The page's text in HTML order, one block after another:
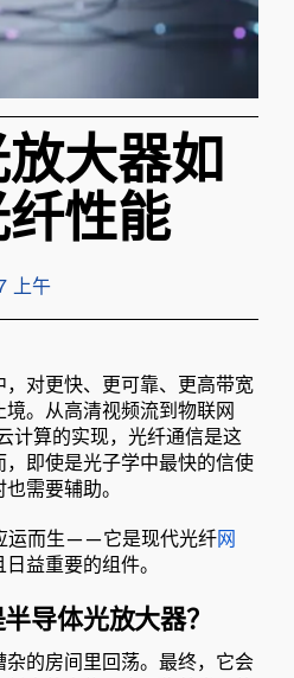
大器如
性能
上午
对更快、更可靠、更高带宽
。从高清视频流到物联网
计算的实现，光纤通信是这
即使是光子学中最快的信使
需要辅助。
运而生——它是现代光纤网
益重要的组件。
导体光放大器？
的房间里回荡。最终，它会